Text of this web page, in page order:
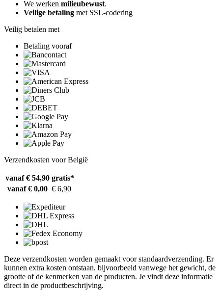
We werken milieubewust.
Veilige betaling met SSL-codering
Veilig betalen met
Betaling vooraf
Verzendkosten voor België
vanaf € 54,90 gratis*
vanaf € 0,00 € 6,90
Deze verzendkosten worden gemaakt voor standaardverzending. Er
kunnen extra kosten ontstaan, bijvoorbeeld vanwege het gewicht, de
grootte of de kenmerken van de producten. Je vindt deze informatie
direct in de productbeschrijving.